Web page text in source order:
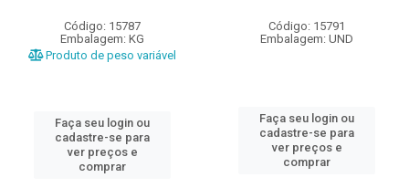
Código: 15787
Embalagem: KG
Produto de peso variável
Faça seu login ou
cadastre-se para
ver preços e
comprar
Código: 15791
Embalagem: UND
Faça seu login ou
cadastre-se para
ver preços e
comprar